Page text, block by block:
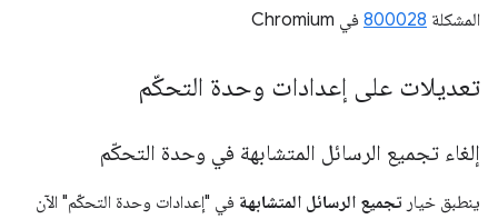
المشكلة 800028 في Chromium
تعديلات على إعدادات وحدة التحكّم
إلغاء تجميع الرسائل المتشابهة في وحدة التحكّم
ينطبق خيار تجميع الرسائل المتشابهة في "إعدادات وحدة التحكّم" الآن